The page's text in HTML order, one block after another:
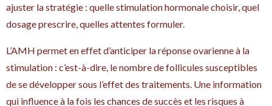
ajuster la stratégie : quelle stimulation hormonale choisir, quel
dosage prescrire, quelles attentes formuler.
L’AMH permet en effet d’anticiper la réponse ovarienne à la
stimulation : c’est-à-dire, le nombre de follicules susceptibles
de se développer sous l’effet des traitements. Une information
qui influence à la fois les chances de succès et les risques à